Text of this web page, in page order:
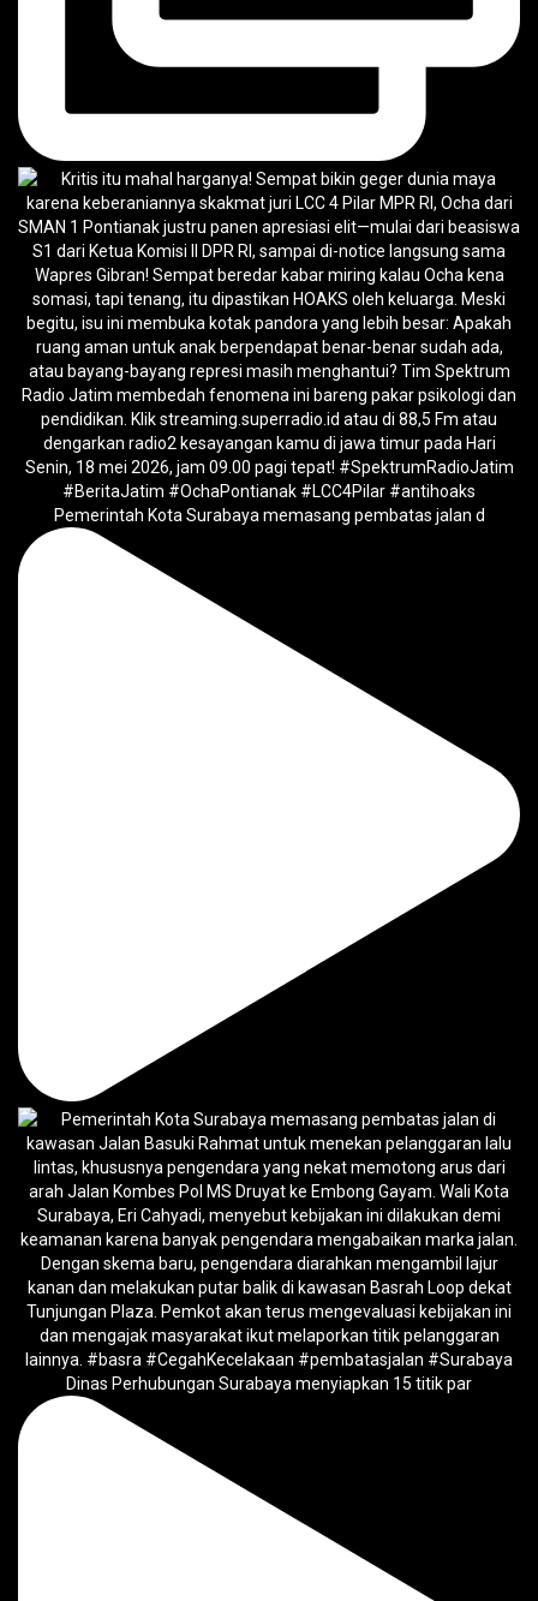
Pemerintah Kota Surabaya memasang pembatas jalan d
Dinas Perhubungan Surabaya menyiapkan 15 titik par